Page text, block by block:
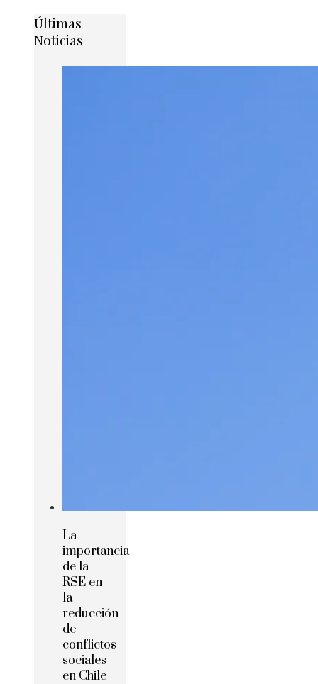
Últimas
Noticias
La
importancia
de la
RSE en
la
reducción
de
conflictos
sociales
en Chile